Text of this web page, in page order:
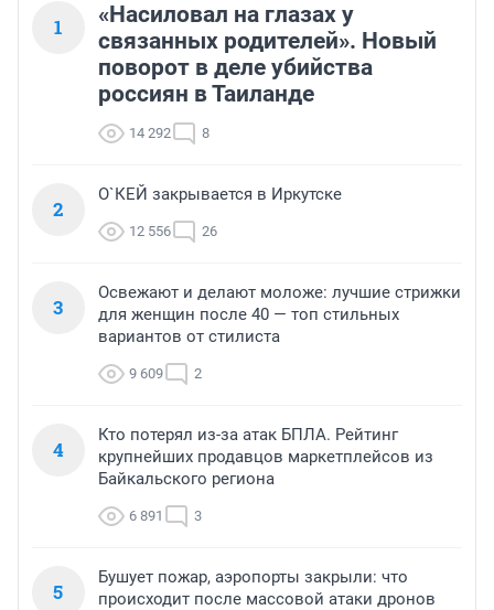
1
«Насиловал на глазах у
связанных родителей». Новый
поворот в деле убийства
россиян в Таиланде
14 292 8
2
О`КЕЙ закрывается в Иркутске
12 556 26
3
Освежают и делают моложе: лучшие стрижки
для женщин после 40 — топ стильных
вариантов от стилиста
9 609 2
4
Кто потерял из-за атак БПЛА. Рейтинг
крупнейших продавцов маркетплейсов из
Байкальского региона
6 891 3
5
Бушует пожар, аэропорты закрыли: что
происходит после массовой атаки дронов